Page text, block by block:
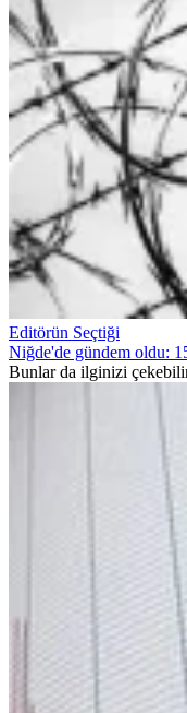
Editörün Seçtiği
Niğde'de gündem oldu:
Bunlar da ilginizi